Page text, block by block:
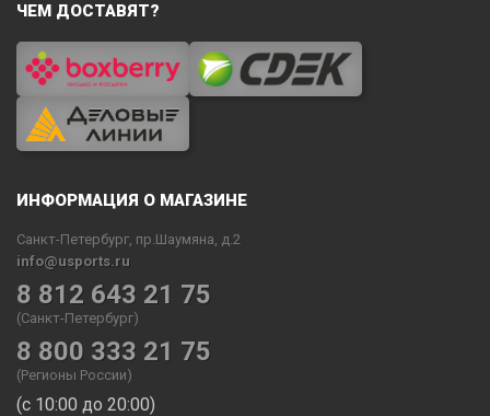
ЧЕМ ДОСТАВЯТ?
ИНФОРМАЦИЯ О МАГАЗИНЕ
Санкт-Петербург, пр.Шаумяна, д.2
info@usports.ru
8 812 643 21 75
(Санкт-Петербург)
8 800 333 21 75
(Регионы России)
(с 10:00 до 20:00)